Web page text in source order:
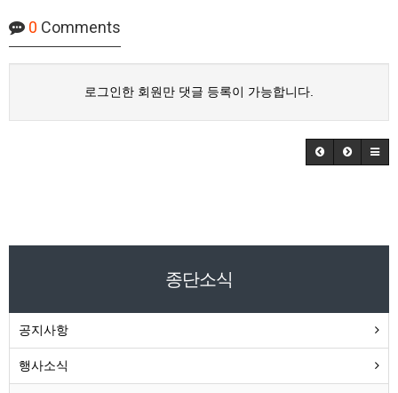
0 Comments
로그인한 회원만 댓글 등록이 가능합니다.
종단소식
공지사항
행사소식